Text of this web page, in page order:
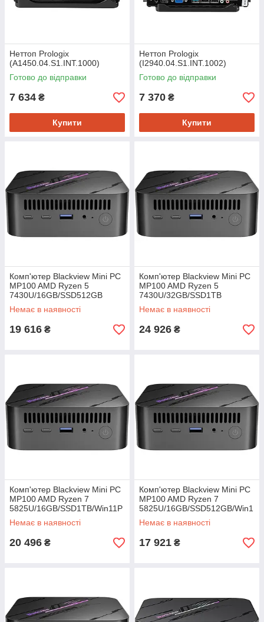
Неттоп Prologix
(A1450.04.S1.INT.1000)
Готово до відправки
7 634 ₴
Купити
Неттоп Prologix
(I2940.04.S1.INT.1002)
Готово до відправки
7 370 ₴
Купити
Комп'ютер Blackview Mini PC
MP100 AMD Ryzen 5
7430U/16GB/SSD512GB
Немає в наявності
19 616 ₴
Комп'ютер Blackview Mini PC
MP100 AMD Ryzen 5
7430U/32GB/SSD1TB
Немає в наявності
24 926 ₴
Комп'ютер Blackview Mini PC
MP100 AMD Ryzen 7
5825U/16GB/SSD1TB/Win11P
ro
Немає в наявності
20 496 ₴
Комп'ютер Blackview Mini PC
MP100 AMD Ryzen 7
5825U/16GB/SSD512GB/Win1
1Pro
Немає в наявності
17 921 ₴